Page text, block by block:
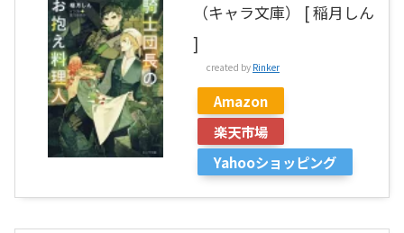
（キャラ文庫） [ 稲月しん
]
created by Rinker
Amazon
楽天市場
Yahooショッピング